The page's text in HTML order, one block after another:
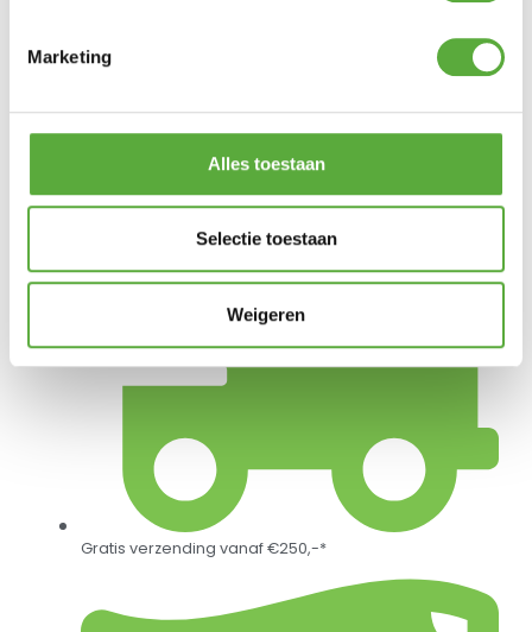
Marketing
Alles toestaan
Selectie toestaan
Weigeren
SKU
Gratis verzending vanaf €250,-*